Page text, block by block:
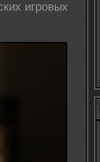
игровых